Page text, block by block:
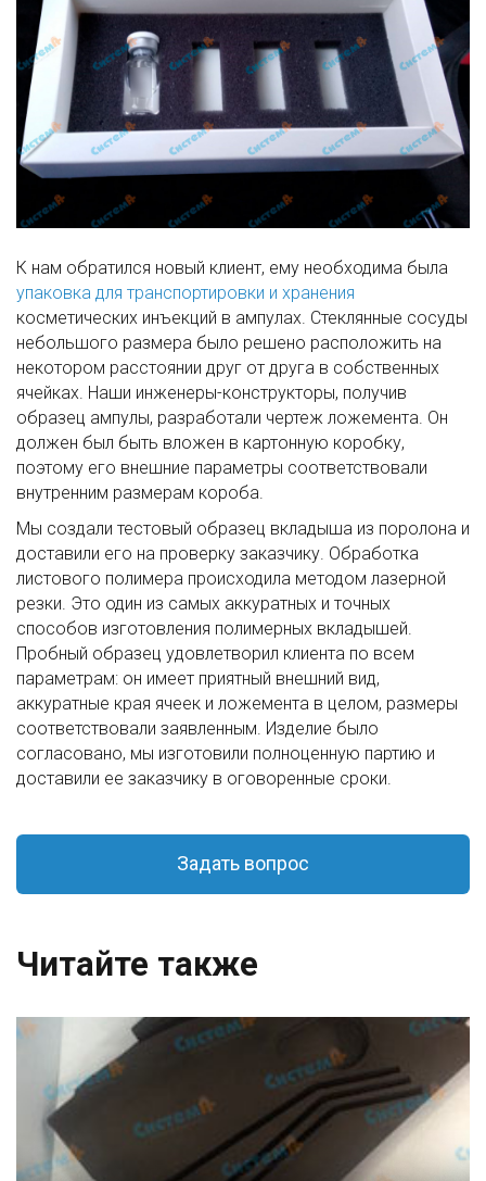
К нам обратился новый клиент, ему необходима была
упаковка для транспортировки и хранения
косметических инъекций в ампулах. Стеклянные сосуды
небольшого размера было решено расположить на
некотором расстоянии друг от друга в собственных
ячейках. Наши инженеры-конструкторы, получив
образец ампулы, разработали чертеж ложемента. Он
должен был быть вложен в картонную коробку,
поэтому его внешние параметры соответствовали
внутренним размерам короба.
Мы создали тестовый образец вкладыша из поролона и
доставили его на проверку заказчику. Обработка
листового полимера происходила методом лазерной
резки. Это один из самых аккуратных и точных
способов изготовления полимерных вкладышей.
Пробный образец удовлетворил клиента по всем
параметрам: он имеет приятный внешний вид,
аккуратные края ячеек и ложемента в целом, размеры
соответствовали заявленным. Изделие было
согласовано, мы изготовили полноценную партию и
доставили ее заказчику в оговоренные сроки.
Задать вопрос
Читайте также